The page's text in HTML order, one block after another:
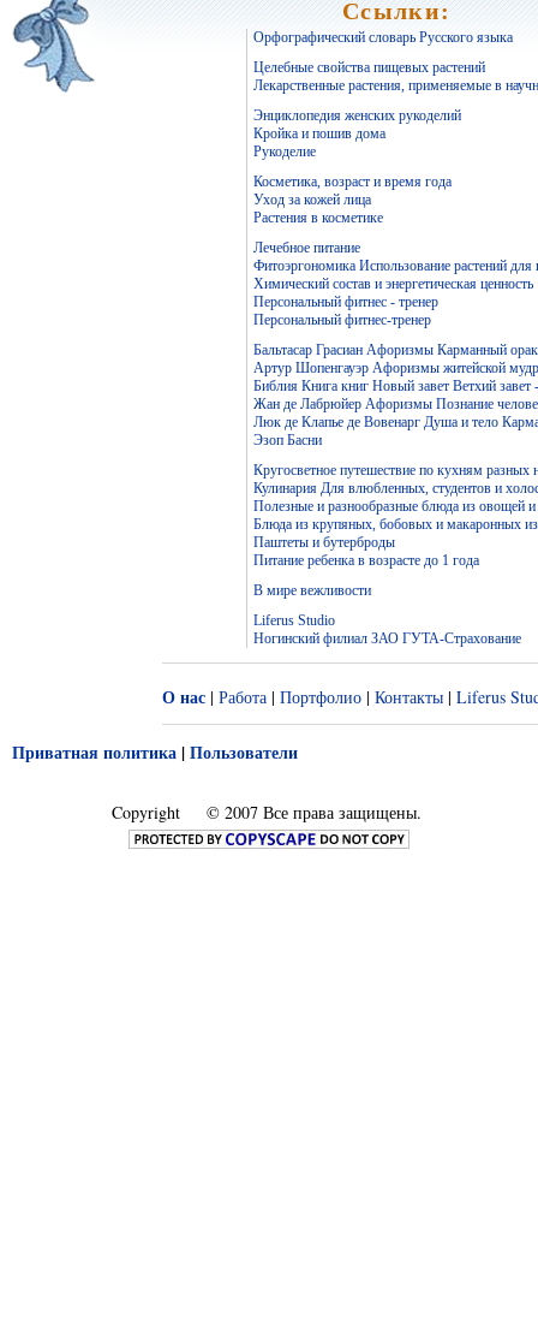
Ссылки:
Орфографический словарь Русского языка
Целебные свойства пищевых растений
Лекарственные растения, применяемые в
Энциклопедия женских рукоделий
Кройка и пошив дома
Рукоделие
Косметика, возраст и время года
Уход за кожей лица
Растения в косметике
Лечебное питание
Фитоэргономика Использование растений
Химический состав и энергетическая
Персональный фитнес - тренер
Персональный фитнес-тренер
Бальтасар Грасиан Афоризмы Карманный
Артур Шопенгауэр Афоризмы житейской
Библия Книга книг Новый завет Ветхий завет
Жан де Лабрюйер Афоризмы Познание
Люк де Клапье де Вовенарг Душа и тело
Эзоп Басни
Кругосветное путешествие по кухням разных
Кулинария Для влюбленных, студентов и
Полезные и разнообразные блюда из овощей
Блюда из крупяных, бобовых и макаронных
Паштеты и бутерброды
Питание ребенка в возрасте до 1 года
В мире вежливости
Liferus Studio
Ногинский филиал ЗАО ГУТА-Страхование
О нас | Работа | Портфолио | Контакты | Liferus
Приватная политика |Пользователи
Copyright © 2007 Все права защищены.